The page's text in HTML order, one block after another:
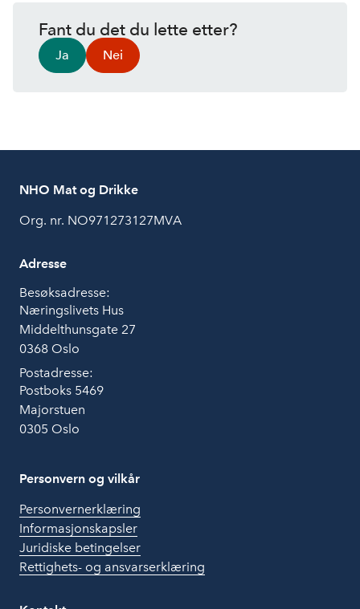
Fant du det du lette etter?
Ja Nei
NHO Mat og Drikke
Org. nr. NO971273127MVA
Adresse
Besøksadresse:
Næringslivets Hus
Middelthunsgate 27
0368 Oslo
Postadresse:
Postboks 5469
Majorstuen
0305 Oslo
Personvern og vilkår
Personvernerklæring
Informasjonskapsler
Juridiske betingelser
Rettighets- og ansvarserklæring